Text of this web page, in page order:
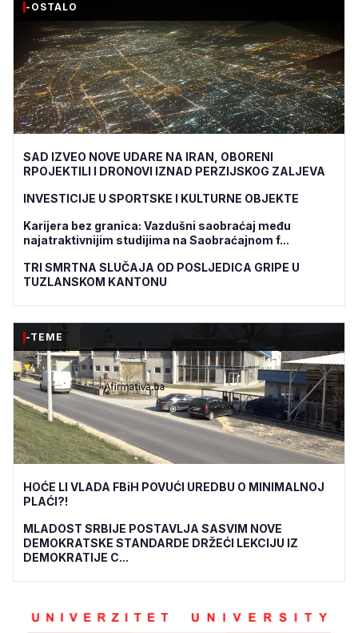
-OSTALO
SAD IZVEO NOVE UDARE NA IRAN, OBORENI
RPOJEKTILI I DRONOVI IZNAD PERZIJSKOG ZALJEVA
INVESTICIJE U SPORTSKE I KULTURNE OBJEKTE
Karijera bez granica: Vazdušni saobraćaj među
najatraktivnijim studijima na Saobraćajnom f...
TRI SMRTNA SLUČAJA OD POSLJEDICA GRIPE U
TUZLANSKOM KANTONU
-TEME
HOĆE LI VLADA FBiH POVUĆI UREDBU O MINIMALNOJ
PLAĆI?!
MLADOST SRBIJE POSTAVLJA SASVIM NOVE
DEMOKRATSKE STANDARDE DRŽEĆI LEKCIJU IZ
DEMOKRATIJE C...